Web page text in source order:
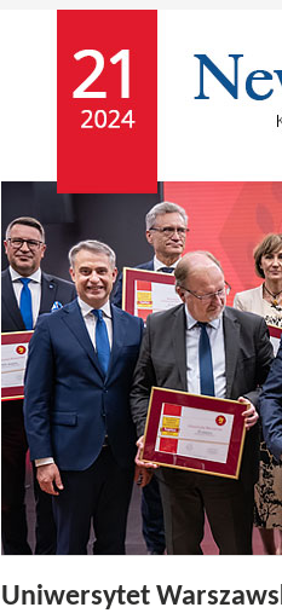
Uniwersytet